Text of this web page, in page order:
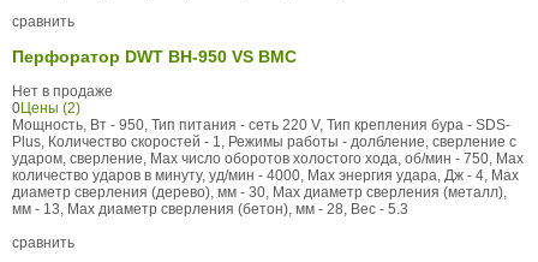
сравнить
Перфоратор DWT BH-950 VS BMC
Нет в продаже
0Цены (2)
Мощность, Вт - 950, Тип питания - сеть 220 V, Тип крепления бура - SDS-
Plus, Количество скоростей - 1, Режимы работы - долбление, сверление с
ударом, сверление, Max число оборотов холостого хода, об/мин - 750, Max
количество ударов в минуту, уд/мин - 4000, Max энергия удара, Дж - 4, Max
диаметр сверления (дерево), мм - 30, Max диаметр сверления (металл),
мм - 13, Max диаметр сверления (бетон), мм - 28, Вес - 5.3
сравнить